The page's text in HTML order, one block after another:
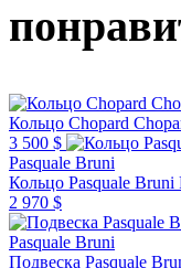
Кольцо
3 500 $
Pasquale Bruni
Кольцо Pasquale
2 970 $
Pasquale Bruni
Подвеска Pasquale